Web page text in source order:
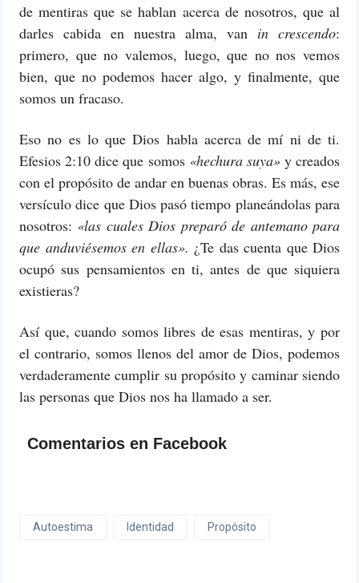
de mentiras que se hablan acerca de nosotros, que al
darles cabida en nuestra alma, van in crescendo:
primero, que no valemos, luego, que no nos vemos
bien, que no podemos hacer algo, y finalmente, que
somos un fracaso.
Eso no es lo que Dios habla acerca de mí ni de ti.
Efesios 2:10 dice que somos «hechura suya» y creados
con el propósito de andar en buenas obras. Es más, ese
versículo dice que Dios pasó tiempo planeándolas para
nosotros: «las cuales Dios preparó de antemano para
que anduviésemos en ellas». ¿Te das cuenta que Dios
ocupó sus pensamientos en ti, antes de que siquiera
existieras?
Así que, cuando somos libres de esas mentiras, y por
el contrario, somos llenos del amor de Dios, podemos
verdaderamente cumplir su propósito y caminar siendo
las personas que Dios nos ha llamado a ser.
Comentarios en Facebook
Autoestima Identidad Propósito